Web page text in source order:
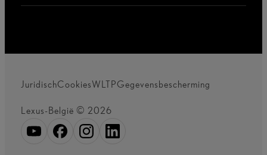
JuridischCookiesWLTPGegevensbescherming
Lexus-België © 2026